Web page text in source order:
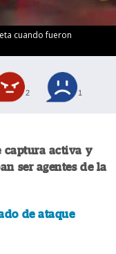
cuando fueron
2 1
captura activa y
ser agentes de la
de ataque